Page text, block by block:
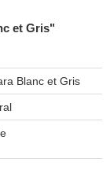
et Gris"
Blanc et Gris